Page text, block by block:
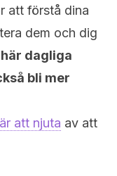
att förstå dina
dem och dig
dagliga
bli mer
att njuta av att